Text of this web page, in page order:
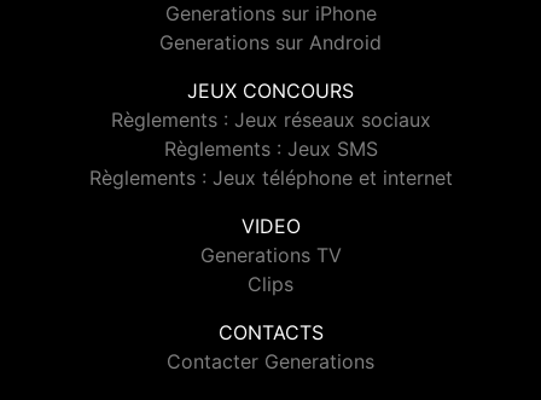
Generations sur iPhone
Generations sur Android
JEUX CONCOURS
Règlements : Jeux réseaux sociaux
Règlements : Jeux SMS
Règlements : Jeux téléphone et internet
VIDEO
Generations TV
Clips
CONTACTS
Contacter Generations